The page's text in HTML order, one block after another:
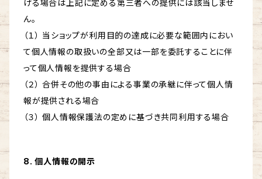
げる場合は上記に定める第三者への提供には該当しませ
ん。
（１） 当ショップが利用目的の達成に必要な範囲内におい
て個人情報の取扱いの全部又は一部を委託することに伴
って個人情報を提供する場合
（２） 合併その他の事由による事業の承継に伴って個人情
報が提供される場合
（３） 個人情報保護法の定めに基づき共同利用する場合
8. 個人情報の開示